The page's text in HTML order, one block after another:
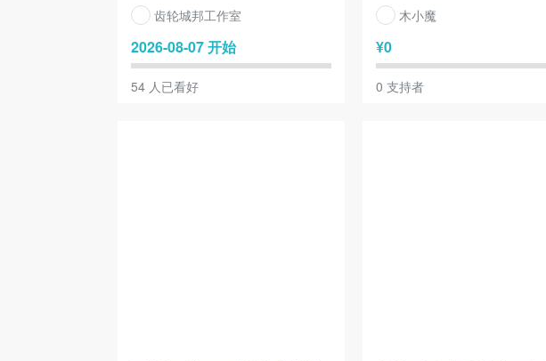
齿轮城邦工作室
2026-08-07 开始
54 人已看好
木小魔
¥0
0 支持者